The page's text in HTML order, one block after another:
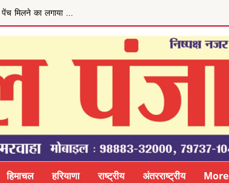
हिमाचल हरियाणा राष्ट्रीय अंतरराष्ट्रीय More